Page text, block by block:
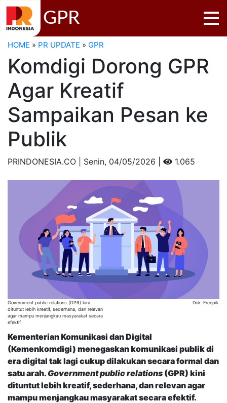
GPR
HOME » PR UPDATE » GPR
Komdigi Dorong GPR
Agar Kreatif
Sampaikan Pesan ke
Publik
PRINDONESIA.CO | Senin, 04/05/2026 | 1.065
Government public relations (GPR) kini
dituntut lebih kreatif, sederhana, dan relevan
agar mampu menjangkau masyarakat secara
efektif.
Dok. Freepik.
Kementerian Komunikasi dan Digital
(Kemenkomdigi) menegaskan komunikasi publik di
era digital tak lagi cukup dilakukan secara formal dan
satu arah. Government public relations (GPR) kini
dituntut lebih kreatif, sederhana, dan relevan agar
mampu menjangkau masyarakat secara efektif.